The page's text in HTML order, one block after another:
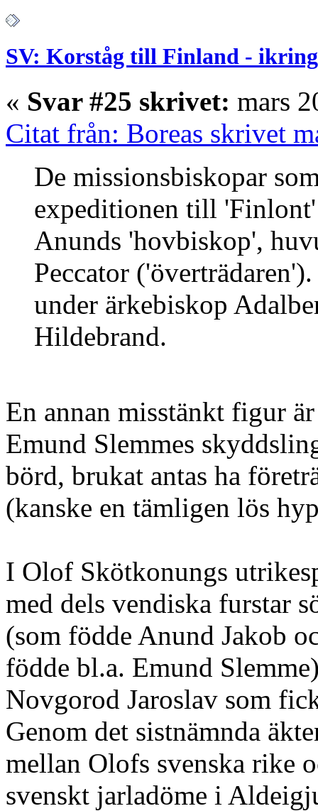
SV: Korståg till Finland - ikring
« Svar #25 skrivet: mars
Citat från: Boreas skrivet
De missionsbiskopar
expeditionen till
Anunds 'hovbiskop',
Peccator
under ärkebiskop
Hildebrand.
En annan misstänkt figur
Emund Slemmes
börd, brukat antas ha
(kanske en tämligen lös
I Olof Skötkonungs
med dels vendiska furstar
(som födde Anund Jakob
födde bl.a. Emund
Novgorod Jaroslav som
Genom det sistnämnda
mellan Olofs svenska rike
svenskt jarladöme i